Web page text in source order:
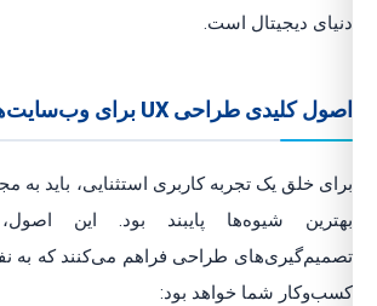
دنیای دیجیتال است.
اصول کلیدی طراحی UX برای وب‌سایت‌های مدرن
برای خلق یک تجربه کاربری استثنایی، باید به
بهترین شیوه‌ها پایبند بود. این
تصمیم‌گیری‌های طراحی فراهم می‌کنند که به
کسب‌وکار شما خواهد بود: